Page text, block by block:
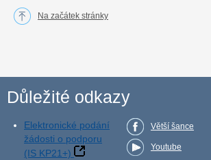
Na začátek stránky
Důležité odkazy
Elektronické podání
žádosti o podporu
(IS KP21+)
Větší šance
Youtube